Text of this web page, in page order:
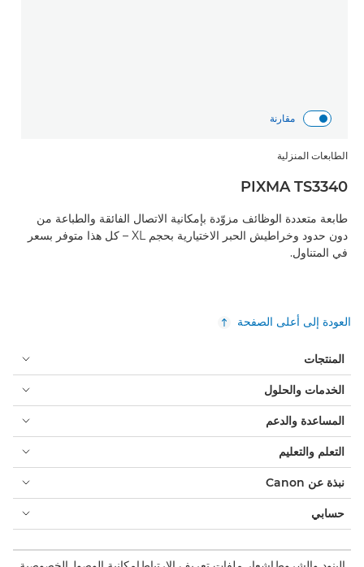
مقارنة
الطابعات المنزلية
PIXMA TS3340
طابعة متعددة الوظائف مزوّدة بإمكانية الاتصال الفائقة والطباعة من
دون حدود وخراطيش الحبر الاختيارية بحجم XL – كل هذا متوفر بسعر
في المتناول.
العودة إلى أعلى الصفحة
المنتجات
الخدمات والحلول
المساعدة والدعم
التعلم والتعليم
نبذة عن Canon
حسابي